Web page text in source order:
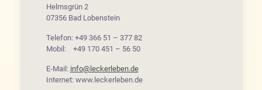
Helmsgrün 2
07356 Bad Lobenstein
Telefon: +49 366 51 – 377 82
Mobil: +49 170 451 – 56 50
E-Mail: info@leckerleben.de
Internet: www.leckerleben.de